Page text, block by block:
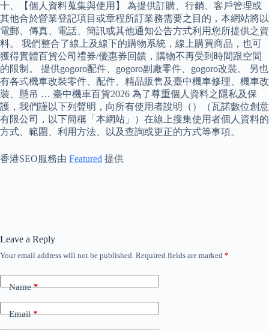
十、【個人資料蒐集與使用】 為提供訂購、行銷、客戶管理或
其他合於營業登記項目或章程所訂業務需要之目的，本網站將以
電郵、傳真、電話、簡訊或其他通知公告方式利用您所提供之資
料。 我們整合了線上及線下的購物系統，線上購買商品，也可
獲得實體百貨公司禮券/優惠券回饋，購物不再受到時間跟空間
的限制。 提供gogoro配件、gogoro副廠零件、gogoro改裝。 另也
有各式機車改裝零件、配件、精品販售及臺中機車修理、機車改
裝、懸吊 … 臺中機車百貨2026 為了尊重個人資料之隱私及保
護，我們謹以下列聲明，向所有使用者說明（）（瓦諾數位創意
有限公司，以下簡稱「本網站」）在線上搜集使用者個人資料的
方式、範圍、利用方法、以及查詢或更正的方式等事項。
香港SEO服務由 Featured 提供
Leave a Reply
Your email address will not be published. Required fields are marked *
Name*
Email*